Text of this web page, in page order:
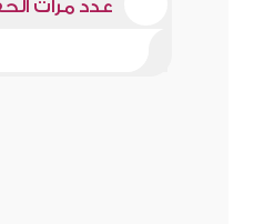
عدد مرات